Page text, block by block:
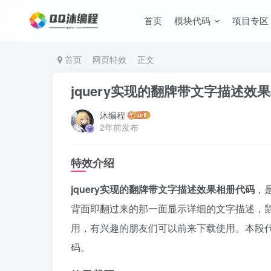
首页 模块代码 项目专区
首页 网页特效 正文
jquery实现的翻牌带文字描述效
沐编程
2年前发布
特效介绍
jquery实现的翻牌带文字描述效果相册代码 ，
背面即翻过来的那一面显示详细的文字描述
用，有兴趣的朋友们可以前来下载使用。本
码。